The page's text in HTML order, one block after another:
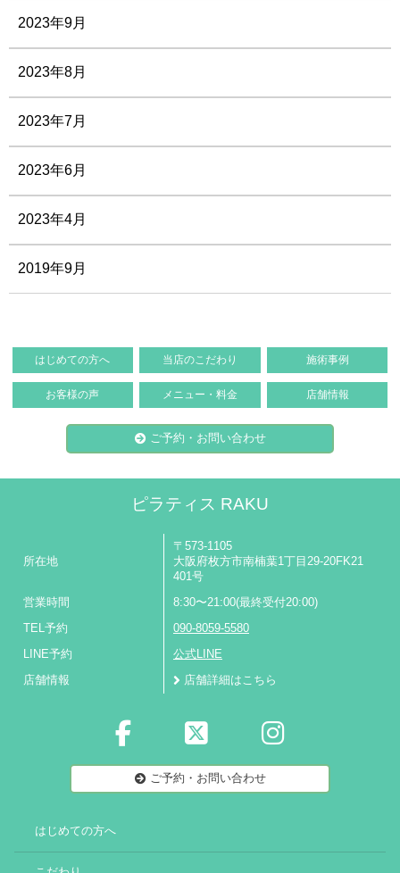
2023年9月
2023年8月
2023年7月
2023年6月
2023年4月
2019年9月
はじめての方へ 当店のこだわり 施術事例
お客様の声 メニュー・料金 店舗情報
ご予約・お問い合わせ
ピラティス RAKU
所在地
〒573-1105
大阪府枚方市南楠葉1丁目29-20FK21
401号
営業時間 8:30〜21:00(最終受付20:00)
TEL予約 090-8059-5580
LINE予約 公式LINE
店舗情報 店舗詳細はこちら
ご予約・お問い合わせ
はじめての方へ